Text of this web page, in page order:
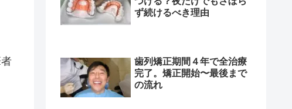
ず続けるべき理由
歯列矯正期間４年で全治療
完了。矯正開始〜最後まで
の流れ